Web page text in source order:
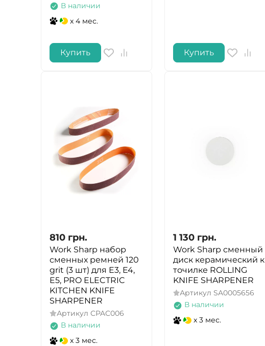
В наличии
x 4 мес.
Купить Купить
810 грн.
Work Sharp набор
сменных ремней 120
grit (3 шт) для E3, E4,
E5, PRO ELECTRIC
KITCHEN KNIFE
SHARPENER
Артикул CPAC006
В наличии
x 3 мес.
1 130 грн.
Work Sharp сменный
диск керамический к
точилке ROLLING
KNIFE SHARPENER
Артикул SA0005656
В наличии
x 3 мес.